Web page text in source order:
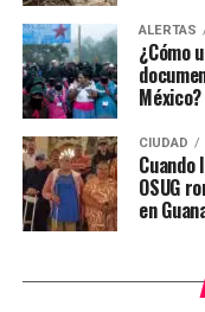
ALERTAS
¿Cómo
México?
CIUDAD
Cuando
OSUG
en